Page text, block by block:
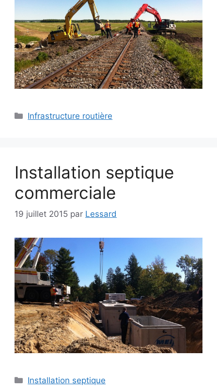
Infrastructure routière
Installation septique
commerciale
19 juillet 2015 par Lessard
Installation septique